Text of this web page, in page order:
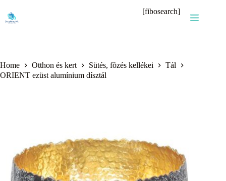
content
[fibosearch]
Home Otthon és kert Sütés, fõzés kellékei
Tál
ORIENT ezüst alumínium dísztál